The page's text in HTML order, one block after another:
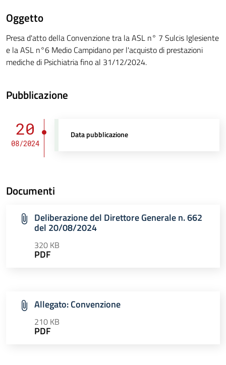
Oggetto
Presa d'atto della Convenzione tra la ASL n° 7 Sulcis Iglesiente
e la ASL n°6 Medio Campidano per l'acquisto di prestazioni
mediche di Psichiatria fino al 31/12/2024.
Pubblicazione
20
08/2024
Data pubblicazione
Documenti
Deliberazione del Direttore Generale n. 662
del 20/08/2024
320 KB
PDF
Allegato: Convenzione
210 KB
PDF